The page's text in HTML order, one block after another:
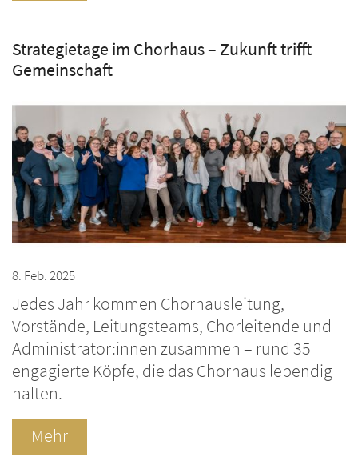
Strategietage im Chorhaus – Zukunft trifft
Gemeinschaft
8. Feb. 2025
Jedes Jahr kommen Chorhausleitung,
Vorstände, Leitungsteams, Chorleitende und
Administrator:innen zusammen – rund 35
engagierte Köpfe, die das Chorhaus lebendig
halten.
Mehr